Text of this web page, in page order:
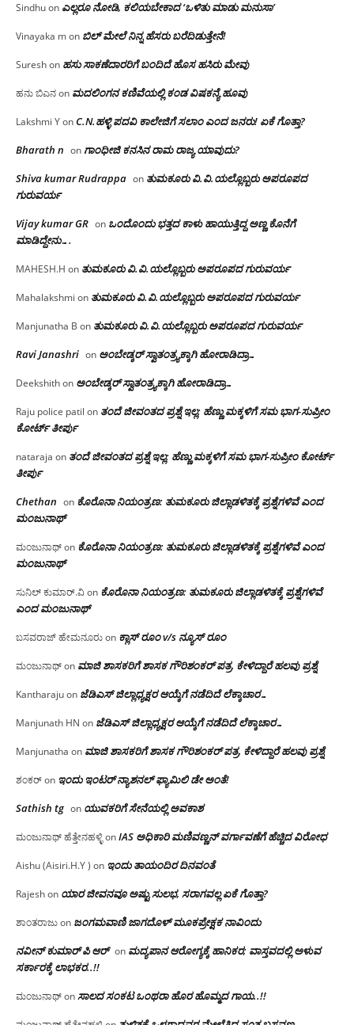
Sindhuon ಎಲ್ಲರೂ ನೋಡಿ, ಕಲಿಯಬೇಕಾದ ‘ಒಳಿತು ಮಾಡು ಮನುಸಾ’
Vinayaka mon ಬಿಲ್ ಮೇಲೆ ನಿನ್ನ ಹೆಸರು ಬರೆದಿಡುತ್ತೇನೆ!
Sureshon ಹಸು ಸಾಕಣೆದಾರರಿಗೆ ಬಂದಿದೆ ಹೊಸ ಹಸಿರು ಮೇವು
ಹನು ಬಿಎನon ಮದಲಿಂಗನ ಕಣಿವೆಯಲ್ಲಿ ಕಂಡ ವಿಷಕನ್ಯೆ ಹೂವು
Lakshmi YonC.N.ಹಳ್ಳಿ ಪದವಿ ಕಾಲೇಜಿಗೆ ಸಲಾಂ‌ ಎಂದ ಜನರು! ಏಕೆ ಗೊತ್ತಾ?
Bharath n onಗಾಂಧೀಜಿ ಕನಸಿನ ರಾಮ ರಾಜ್ಯ ಯಾವುದು?
Shiva kumar Rudrappa on ತುಮಕೂರು‌ ವಿ.ವಿ.ಯಲ್ಲೊಬ್ಬರು ಅಪರೂಪದ
ಗುರುವರ್ಯ
Vijay kumar GR on ಒಂದೊಂದು ಭತ್ತದ ಕಾಳು ಹಾಯುತ್ತಿದ್ದ ಅಣ್ಣ ಕೊನೆಗೆ
ಮಾಡಿದ್ದೇನು….
MAHESH.H on ತುಮಕೂರು‌ ವಿ.ವಿ.ಯಲ್ಲೊಬ್ಬರು ಅಪರೂಪದ ಗುರುವರ್ಯ
Mahalakshmi on ತುಮಕೂರು‌ ವಿ.ವಿ.ಯಲ್ಲೊಬ್ಬರು ಅಪರೂಪದ ಗುರುವರ್ಯ
Manjunatha B on ತುಮಕೂರು‌ ವಿ.ವಿ.ಯಲ್ಲೊಬ್ಬರು ಅಪರೂಪದ ಗುರುವರ್ಯ
Ravi Janashri on ಅಂಬೇಡ್ಕರ್ ಸ್ವಾತಂತ್ರ್ಯಕ್ಕಾಗಿ ಹೋರಾಡಿದ್ರಾ…
Deekshithon ಅಂಬೇಡ್ಕರ್ ಸ್ವಾತಂತ್ರ್ಯಕ್ಕಾಗಿ ಹೋರಾಡಿದ್ರಾ…
Raju police patil on ತಂದೆ ಜೀವಂತದ ಪ್ರಶ್ನೆ ಇಲ್ಲ: ಹೆಣ್ಣು ಮಕ್ಕಳಿಗೆ ಸಮ ಭಾಗ-ಸುಪ್ರೀಂ
ಕೋರ್ಟ್ ತೀರ್ಪು
nataraja on ತಂದೆ ಜೀವಂತದ ಪ್ರಶ್ನೆ ಇಲ್ಲ: ಹೆಣ್ಣು ಮಕ್ಕಳಿಗೆ ಸಮ ಭಾಗ-ಸುಪ್ರೀಂ ಕೋರ್ಟ್
ತೀರ್ಪು
Chethan on ಕೊರೊನಾ ನಿಯಂತ್ರಣ: ತುಮಕೂರು ಜಿಲ್ಲಾಡಳಿತಕ್ಕೆ ಪ್ರಶ್ನೆಗಳಿವೆ ಎಂದ
ಮಂಜು‌ನಾಥ್
ಮಂಜುನಾಥ್on ಕೊರೊನಾ ನಿಯಂತ್ರಣ: ತುಮಕೂರು ಜಿಲ್ಲಾಡಳಿತಕ್ಕೆ ಪ್ರಶ್ನೆಗಳಿವೆ ಎಂದ
ಮಂಜು‌ನಾಥ್
ಸುನಿಲ್ ಕುಮಾರ್.ವಿon ಕೊರೊನಾ ನಿಯಂತ್ರಣ: ತುಮಕೂರು ಜಿಲ್ಲಾಡಳಿತಕ್ಕೆ ಪ್ರಶ್ನೆಗಳಿವೆ
ಎಂದ ಮಂಜು‌ನಾಥ್
ಬಸವರಾಜ್ ಹೇಮನೂರುon ಕ್ಲಾಸ್ ರೂಂ v/s ನ್ಯೂಸ್ ರೂಂ
ಮಂಜುನಾಥ್on ಮಾಜಿ ಶಾಸಕರಿಗೆ ಶಾಸಕ ಗೌರಿಶಂಕರ್ ಪತ್ರ, ಕೇಳಿದ್ದಾರೆ ಹಲವು ಪ್ರಶ್ನೆ
Kantharajuon ಜೆಡಿಎಸ್ ಜಿಲ್ಲಾಧ್ಯಕ್ಷರ ಆಯ್ಕೆಗೆ ನಡೆದಿದೆ ಲೆಕ್ಕಾಚಾರ…
Manjunath HN on ಜೆಡಿಎಸ್ ಜಿಲ್ಲಾಧ್ಯಕ್ಷರ ಆಯ್ಕೆಗೆ ನಡೆದಿದೆ ಲೆಕ್ಕಾಚಾರ…
Manjunatha on ಮಾಜಿ ಶಾಸಕರಿಗೆ ಶಾಸಕ ಗೌರಿಶಂಕರ್ ಪತ್ರ, ಕೇಳಿದ್ದಾರೆ ಹಲವು ಪ್ರಶ್ನೆ
ಶಂಕರ್on ಇಂದು ಇಂಟರ್ ನ್ಯಾಶನಲ್ ಫ್ಯಾಮಿಲಿ ಡೇ ಅಂತೆ!
Sathish tg on ಯುವಕರಿಗೆ ಸೇನೆಯಲ್ಲಿ ಅವಕಾಶ
ಮಂಜುನಾಥ್ ಹೆತ್ತೇನಹಳ್ಳಿonIAS ಅಧಿಕಾರಿ ಮಣಿವಣ್ಣನ್ ವರ್ಗಾವಣೆಗೆ ಹೆಚ್ಚಿದ‌ ವಿರೋಧ
Aishu (Aisiri.H.Y ) on ಇಂದು ತಾಯಂದಿರ ದಿನವಂತೆ
Rajeshon ಯಾರ ಜೀವನವೂ ಅಷ್ಟು ಸುಲಭ, ಸರಾಗವಲ್ಲ ಏಕೆ ಗೊತ್ತಾ?
ಶಾಂತರಾಜುon ಜಂಗಮವಾಣಿ ಜಾಗದೊಳ್ ಮೂಕಪ್ರೇಕ್ಷಕ ನಾವಿಂದು
ನವೀನ್ ಕುಮಾರ್ ಪಿ ಆರ್ on ಮದ್ಯಪಾನ ಆರೋಗ್ಯಕ್ಕೆ ಹಾನಿಕರ; ವಾಸ್ತವದಲ್ಲಿ ಅಳುವ
ಸರ್ಕಾರಕ್ಕೆ ಲಾಭಕರ..!!
ಮಂಜುನಾಥ್onಸಾಲದ ಸಂಕಟ ಒಂಥರಾ ಹೊರ ಹೊಮ್ಮದ ಗಾಯ..!!